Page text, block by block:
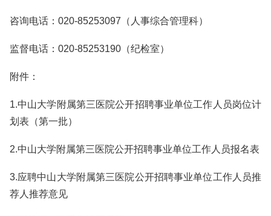
咨询电话：020-85253097（人事综合管理科）
监督电话：020-85253190（纪检室）
附件：
1.中山大学附属第三医院公开招聘事业单位工作人员岗位计
划表（第一批）
2.中山大学附属第三医院公开招聘事业单位工作人员报名表
3.应聘中山大学附属第三医院公开招聘事业单位工作人员推
荐人推荐意见